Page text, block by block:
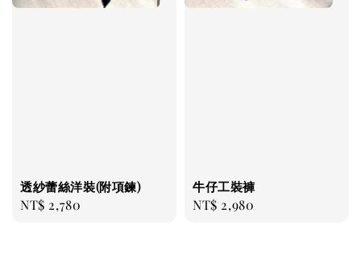
透紗蕾絲洋裝(附項鍊)
Regular
NT$ 2,780
牛仔工裝褲
Regular
NT$ 2,980